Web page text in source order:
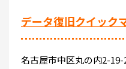
データ復旧クイッ
名古屋市中区丸の内2-19-